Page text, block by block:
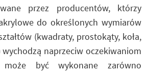
przez producentów, którzy
do określonych wymiarów
(kwadraty, prostokąty, koła,
naprzeciw oczekiwaniom
może być wykonane zarówno